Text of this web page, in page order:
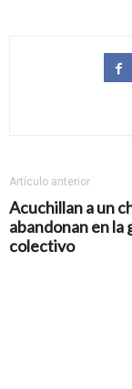
Artículo anterior
Acuchillan a un
abandonan en la
colectivo